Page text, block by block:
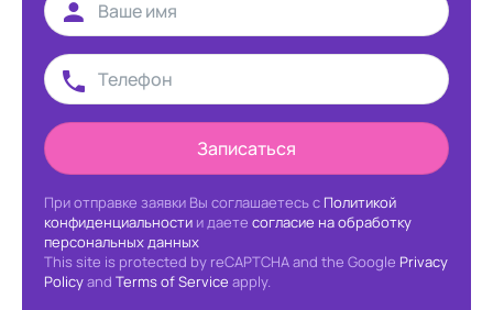
Записаться
При отправке заявки Вы соглашаетесь с Политикой
конфиденциальности и даете согласие на обработку
персональных данных
This site is protected by reCAPTCHA and the Google Privacy
Policyand Terms of Service apply.